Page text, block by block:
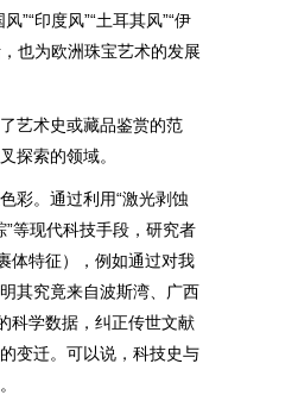
”“印度风”“土耳其风”“伊
也为欧洲珠宝艺术的发展
艺术史或藏品鉴赏的范
探索的领域。
。通过利用“激光剥蚀
”等现代科技手段，研究者
体特征），例如通过对我
其究竟来自波斯湾、广西
科学数据，纠正传世文献
变迁。可以说，科技史与